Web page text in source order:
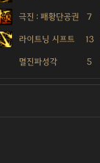
극진 : 패황단공권 7
라이트닝 시프트 13
멸진파성각 5